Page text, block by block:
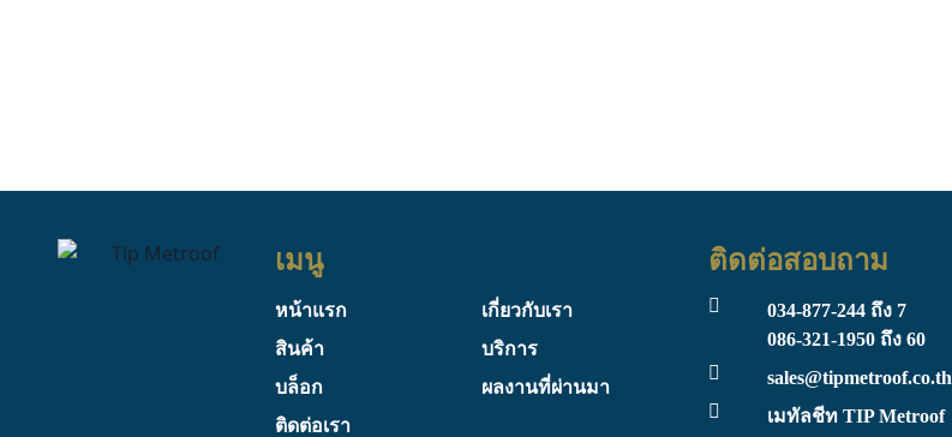
เมนู
หน้าแรก
เกี่ยวกับเรา
สินค้า
บริการ
บล็อก
ผลงานที่ผ่านมา
ติดต่อเรา
ติดต่อสอบถาม
034-877-244ถึง 7
086-321-1950ถึง 60
sales@tipmetroof.co.th
เมทัลชีท TIP Metroof